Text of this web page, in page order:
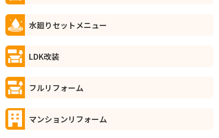
水廻りセットメニュー
LDK改装
フルリフォーム
マンションリフォーム